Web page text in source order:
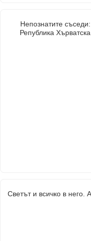
Непознатите съседи:
Република Хърватска
Светът и всичко в него.